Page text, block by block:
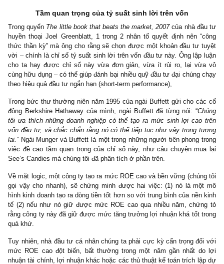
những nguyên tắc về chọn doanh nghiệp sinh lời tốt
doanh, lao vào mua những cổ phiếu tăng trần xanh tím vài ba %
chấp hiệu suất sinh lời trên vốn tệ hại của chúng. VIC, MSN,
HAG, SBT là những ví dụ điển hình mà chúng tôi quan sát thấy
thời gian vừa qua.
Tầm quan trọng của tỷ suất sinh lời trên vốn
huyền thoại Joel Greenblatt, 1 trong 2 nhân tố quyết định nên
thức thần kỳ” mà ông cho rằng sẽ chọn được một khoản đầu tư
vời – chính là chỉ số tỷ suất sinh lời trên vốn đầu tư này. Ông
cho ta hay được chỉ số này vừa đơn giản, vừa ít rủi ro, lại
cùng hữu dụng – có thể giúp đánh bại nhiều quỹ đầu tư đại chúng
theo hiệu quả đầu tư ngắn hạn (short-term performance),
Trong bức thư thường niên năm 1995 của ngài Buffett gửi cho
đông Berkshire Hathaway của mình, ngài Buffett đã từng nói: “
tôi ưa thích những doanh nghiệp có thể tạo ra mức sinh lợi
vốn đầu tư, và chắc chắn rằng nó có thể tiếp tục như vậy trong
lai.”Ngài Munger và Buffett là một trong những người tiên phong
việc đề cao tầm quan trọng của chỉ số này, như câu chuyện
See’s Candies mà chúng tôi đã phân tích ở phần trên.
Về mặt logic, một công ty tạo ra mức ROE cao và bền vững